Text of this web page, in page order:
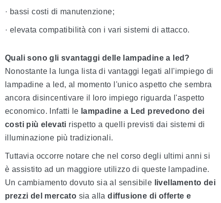
· bassi costi di manutenzione;
· elevata compatibilità con i vari sistemi di attacco.
Quali sono gli svantaggi delle lampadine a led?
Nonostante la lunga lista di vantaggi legati all'impiego di
lampadine a led, al momento l'unico aspetto che sembra
ancora disincentivare il loro impiego riguarda l'aspetto
economico. Infatti le lampadine a Led prevedono dei
costi più elevati rispetto a quelli previsti dai sistemi di
illuminazione più tradizionali.
Tuttavia occorre notare che nel corso degli ultimi anni si
è assistito ad un maggiore utilizzo di queste lampadine.
Un cambiamento dovuto sia al sensibile livellamento dei
prezzi del mercato sia alladiffusione di offerte e